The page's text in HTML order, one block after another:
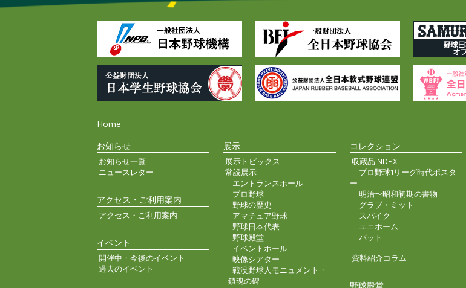
Home
お知らせ
お知らせ一覧
ニュースレター
アクセス・ご利用案内
アクセス・ご利用案内
イベント
開催中・今後のイベント
過去のイベント
展示
展示トピックス
常設展示
エントランスホール
プロ野球
野球の歴史
アマチュア野球
野球日本代表
野球殿堂
イベントホール
映像シアター
戦没野球人モニュメント・
鎮魂の碑
コレクション
収蔵品INDEX
プロ野球1リーグ時代ポスタ
ー
明治〜昭和初期の書物
グラブ・ミット
スパイク
ユニホーム
バット
資料紹介コラム
野球殿堂